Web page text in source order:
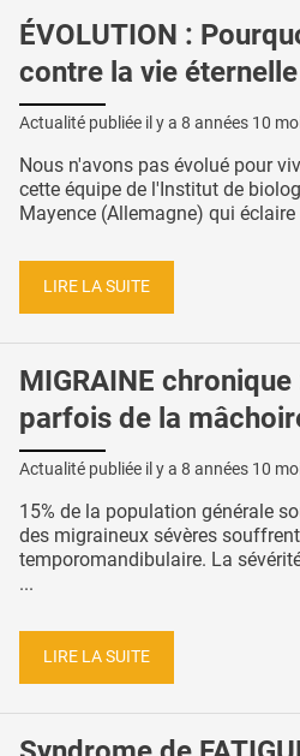
ÉVOLUTION :
contre la vie éternelle
Actualité publiée il y a 8 années 10
Nous n'avons pas évolué pour
cette équipe de l'Institut de
Mayence (Allemagne) qui éclaire
LIRE LA SUITE
MIGRAINE
parfois de la
Actualité publiée il y a 8 années 10
15% de la population générale
des migraineux sévères
temporomandibulaire. La
...
LIRE LA SUITE